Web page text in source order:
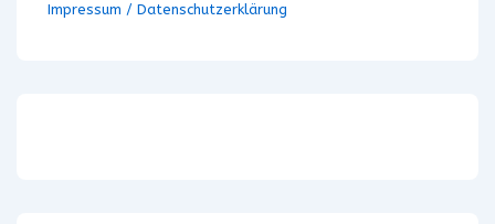
Impressum / Datenschutzerklärung